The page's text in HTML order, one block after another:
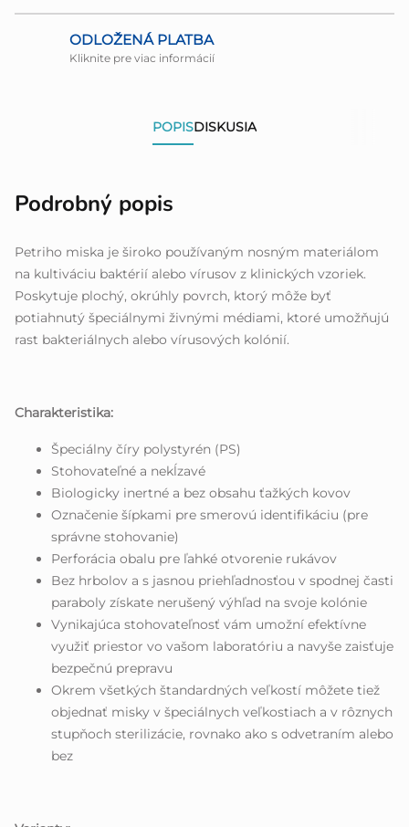
ODLOŽENÁ PLATBA
Kliknite pre viac informácií
POPISDISKUSIA
Podrobný popis
Petriho miska je široko používaným nosným materiálom
na kultiváciu baktérií alebo vírusov z klinických vzoriek.
Poskytuje plochý, okrúhly povrch, ktorý môže byť
potiahnutý špeciálnymi živnými médiami, ktoré umožňujú
rast bakteriálnych alebo vírusových kolónií.
Charakteristika:
Špeciálny číry polystyrén (PS)
Stohovateľné a nekĺzavé
Biologicky inertné a bez obsahu ťažkých kovov
Označenie šípkami pre smerovú identifikáciu (pre
správne stohovanie)
Perforácia obalu pre ľahké otvorenie rukávov
Bez hrbolov a s jasnou priehľadnosťou v spodnej časti
paraboly získate nerušený výhľad na svoje kolónie
Vynikajúca stohovateľnosť vám umožní efektívne
využiť priestor vo vašom laboratóriu a navyše zaisťuje
bezpečnú prepravu
Okrem všetkých štandardných veľkostí môžete tiež
objednať misky v špeciálnych veľkostiach a v rôznych
stupňoch sterilizácie, rovnako ako s odvetraním alebo
bez